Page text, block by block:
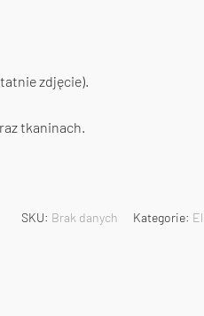
zdjęcie).
tkaninach.
SKU: Brak danych Kategorie: